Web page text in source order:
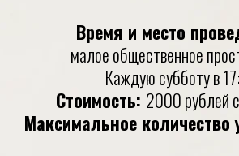
Время и место
малое общественное
Каждую субботу в
Стоимость: 2000 рублей
Максимальное количество